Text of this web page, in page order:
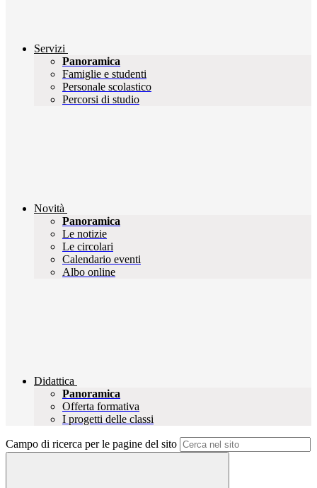
Servizi
Panoramica
Famiglie e studenti
Personale scolastico
Percorsi di studio
Novità
Panoramica
Le notizie
Le circolari
Calendario eventi
Albo online
Didattica
Panoramica
Offerta formativa
I progetti delle classi
Campo di ricerca per le pagine del sito